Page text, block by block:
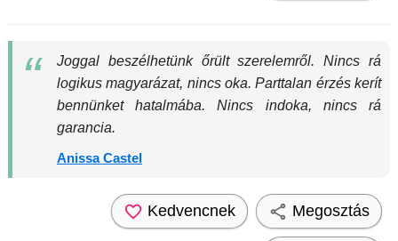
Joggal beszélhetünk őrült szerelemről. Nincs rá
logikus magyarázat, nincs oka. Parttalan érzés kerít
bennünket hatalmába. Nincs indoka, nincs rá
garancia.
Anissa Castel
Kedvencnek Megosztás